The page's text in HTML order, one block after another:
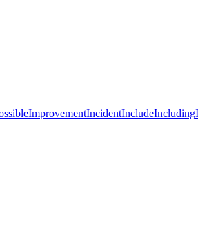
ImprovementIncidentIncludeIncluding